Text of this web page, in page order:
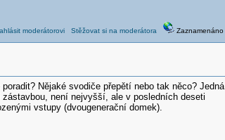
moderátorovi Stěžovat si na moderátora Zaznamenáno
Nějaké svodiče přepětí nebo tak něco? Jedná
není nejvyšší, ale v posledních deseti
vstupy (dvougenerační domek).